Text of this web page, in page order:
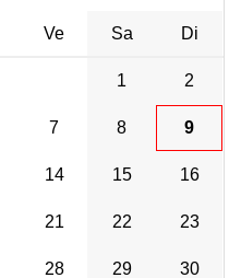
Ve Sa Di
1 2
7 8 9
14 15 16
21 22 23
28 29 30